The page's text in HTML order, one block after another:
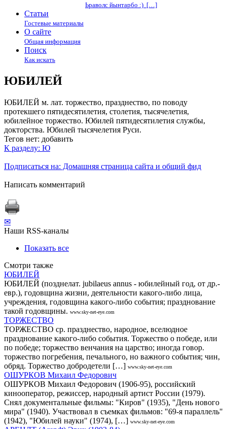
Ьраволс йынтарбо :) […]
Статьи
Гостевые материалы
О сайте
Общая информация
Поиск
Как искать
ЮБИЛЕЙ
ЮБИЛЕЙ м. лат. торжество, празднество, по поводу
протекшего пятидесятилетия, столетия, тысячелетия,
юбилейное торжество. Юбилей пятидесятилетия службы,
докторства. Юбилей тысячелетия Руси.
Тегов нет: добавить
К разделу: Ю
Подписаться на: Домашняя страница сайта и общий фид
Написать комментарий
✉
Наши RSS-каналы
Показать все
Смотри также
ЮБИЛЕЙ
ЮБИЛЕЙ (позднелат. jubilaeus annus - юбилейный год, от др.-
евр.), годовщина жизни, деятельности какого-либо лица,
учреждения, годовщина какого-либо события; празднование
такой годовщины. www.sky-net-eye.com
ТОРЖЕСТВО
ТОРЖЕСТВО ср. празднество, народное, вселюдное
празднование какого-либо события. Торжество о победе, или
по победе; торжество венчания на царство; иногда говор.
торжество погребения, печального, но важного события; чин,
обряд. Торжество добродетели […] www.sky-net-eye.com
ОШУРКОВ Михаил Федорович
ОШУРКОВ Михаил Федорович (1906-95), российский
кинооператор, режиссер, народный артист России (1979).
Снял документальные фильмы: "Киров" (1935), "День нового
мира" (1940). Участвовал в съемках фильмов: "69-я параллель"
(1942), "Юбилей науки" (1974), […] www.sky-net-eye.com